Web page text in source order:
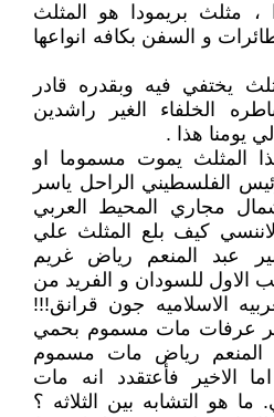
مثلث بريمودا هو المثلث
و السفن بكافه انواعها
يختفي فيه وبقدره قادر
الخلفاء الغير راشدين
يومنا هذا .
المثلث يموت مسموما او
الفلسطيني الراحل ياسر
مجاري المحيط العربي
كيف بلع المثلث علي
عبد المنعم رياض غريم
الاول للسودان و الفريد من
الاسلاميه جون قرانق!!!
عرفات مات مسموم بحمي
المنعم رياض مات مسموم
الاخير فأعتقدد انه مات
هو التشابه بين الثلاثه ؟